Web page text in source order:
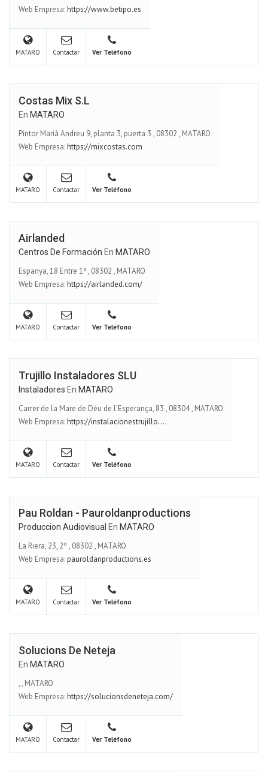
Web Empresa:https://www.betipo.es
MATARO Contactar Ver Teléfono
Costas Mix S.L
En MATARO
Pintor Marià Andreu 9, planta 3, puerta 3 , 08302 , MATARO
Web Empresa:https://mixcostas.com
MATARO Contactar Ver Teléfono
Airlanded
Centros De Formación En MATARO
Espanya, 18 Entre 1ª, 08302 , MATARO
Web Empresa:https://airlanded.com/
MATARO Contactar Ver Teléfono
Trujillo Instaladores SLU
Instaladores En MATARO
Carrer de la Mare de Déu de l’Esperança, 83 , 08304, MATARO
Web Empresa:https://instalacionestrujillo....
MATARO Contactar Ver Teléfono
Pau Roldan - Pauroldanproductions
Produccion Audiovisual En MATARO
La Riera, 23, 2º , 08302 , MATARO
Web Empresa:pauroldanproductions.es
MATARO Contactar Ver Teléfono
Solucions De Neteja
En MATARO
,, MATARO
Web Empresa:https://solucionsdeneteja.com/
MATARO Contactar Ver Teléfono